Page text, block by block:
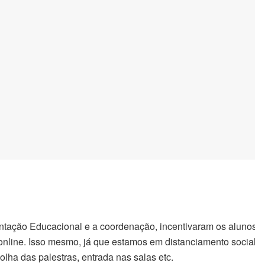
Educacional e a coordenação, incentivaram os
Isso mesmo, já que estamos em distanciamento
das palestras, entrada nas salas etc.